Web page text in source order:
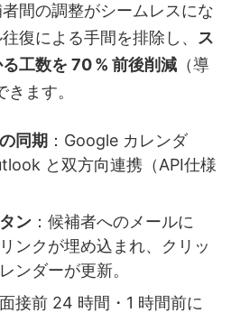
間の調整がシームレスにな
復による手間を排除し、 ス
工数を 70 % 前後削減 （導
ます。
同期 ：Google カレンダ
と双方向連携（API仕様
ン ：候補者へのメールに
ンクが埋め込まれ、クリッ
ンダーが更新。
面接前 24 時間・1 時間前に